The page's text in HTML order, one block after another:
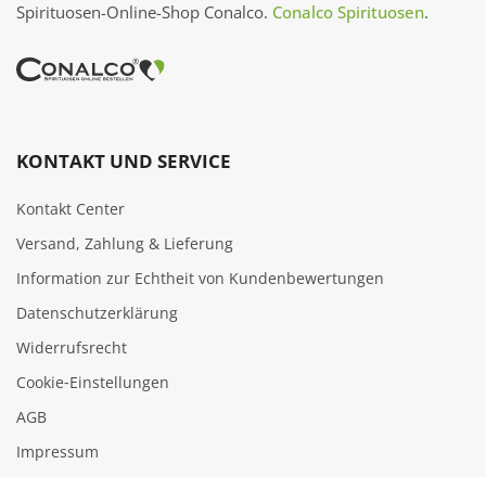
Spirituosen-Online-Shop Conalco. Conalco Spirituosen.
KONTAKT UND SERVICE
Kontakt Center
Versand, Zahlung & Lieferung
Information zur Echtheit von Kundenbewertungen
Datenschutzerklärung
Widerrufsrecht
Cookie‑Einstellungen
AGB
Impressum